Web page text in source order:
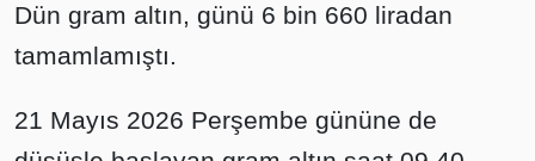
Dün gram altın, günü 6 bin 660 liradan
tamamlamıştı.
21 Mayıs 2026 Perşembe gününe de